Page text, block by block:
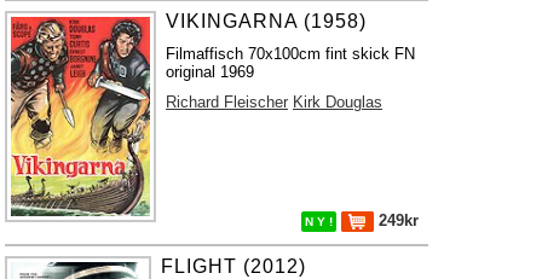
VIKINGARNA (1958)
Filmaffisch 70x100cm fint skick FN
original 1969
Richard Fleischer Kirk Douglas
N Y ! 249kr
FLIGHT (2012)